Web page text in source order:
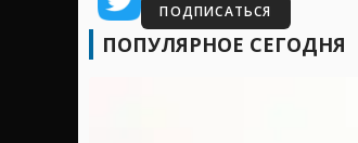
ПОДПИСАТЬСЯ
ПОПУЛЯРНОЕ СЕГОДНЯ